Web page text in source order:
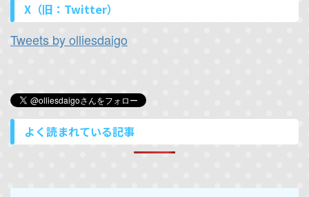
X（旧：Twitter）
Tweets by olliesdaigo
よく読まれている記事